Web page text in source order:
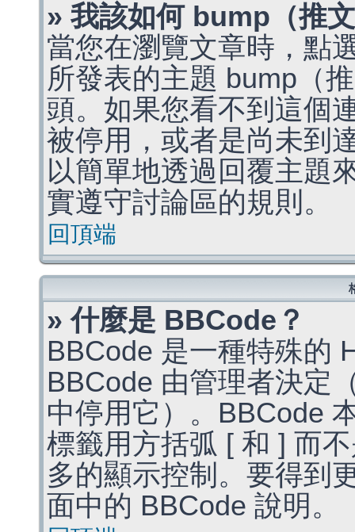
» 我該如何 bump（推
當您在瀏覽文章時，點
所發表的主題 bump（
頭。如果您看不到這個
被停用，或者是尚未到
以簡單地透過回覆主題
實遵守討論區的規則。
回頂端
» 什麼是 BBCode？
BBCode 是一種特殊的
BBCode 由管理者決定
中停用它）。BBCode
標籤用方括弧 [ 和 ] 而
多的顯示控制。要得到
面中的 BBCode 說明。